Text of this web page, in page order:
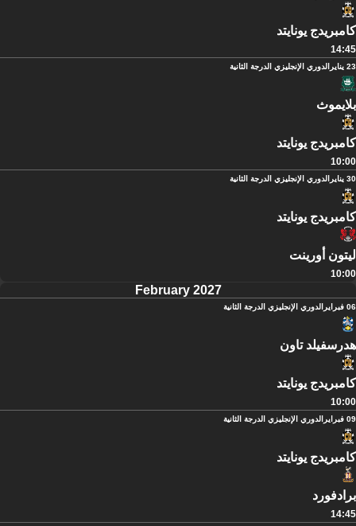
كامبريدج يونايتد
14:45
23 يناير الدوري الإنجليزي الدرجة الثانية
بلايموث
كامبريدج يونايتد
10:00
30 يناير الدوري الإنجليزي الدرجة الثانية
كامبريدج يونايتد
ليتون أورينت
10:00
February 2027
06 فبراير الدوري الإنجليزي الدرجة الثانية
هدرسفيلد تاون
كامبريدج يونايتد
10:00
09 فبراير الدوري الإنجليزي الدرجة الثانية
كامبريدج يونايتد
برادفورد
14:45